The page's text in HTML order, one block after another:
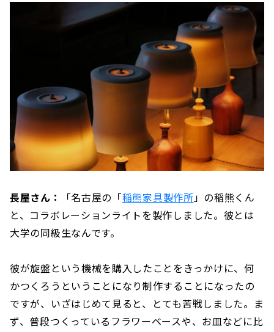
長屋さん： 「名古屋の「稲熊家具製作所」の稲熊くん
と、コラボレーションライトを製作しました。彼とは
大学の同級生なんです。
彼が旋盤という機械を購入したことをきっかけに、何
かつくろうということになり制作することになったの
ですが、いざはじめて見ると、とても苦戦しました。ま
ず、普段つくっているフラワーベースや、お皿などに比